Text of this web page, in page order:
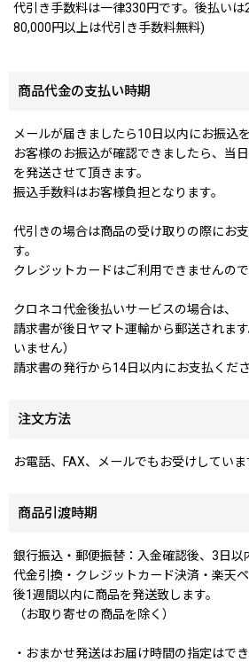
代引き手数料は一律330円です。後払い
80,000円以上は代引き手数料無料)
商品代金の支払い時期
メールが届きましたら10日以内にお振込
お客様のお振込が確認できましたら、当
を発送させて頂きます。
振込手数料はお客様負担となります。
代引きの場合は商品の受け取りの際にお
す。
クレジットカードはご利用できませんので
クロネコ代金後払いサービスの場合は、
請求書が後日ヤマト運輸から郵送されま
いません）
請求書の発行から14日以内にお支払くださ
注文方法
お電話、FAX、メールでもお受けしていま
商品引渡時期
銀行振込・郵便振替：入金確認後、3日以
代金引換・クレジットカード決済・楽天
後1週間以内に商品を発送致します。
（お取り寄せの商品を除く）
・おまかせ発送はお届け時間の指定はで